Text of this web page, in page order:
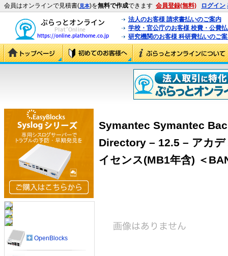
会員はオンラインで見積書(見本)を無料で作成できます 会員登録(無料) ログイン
法人のお客様 請求書払いのご案内
学校・官公庁のお客様 校費・公費
研究機関のお客様 科研費払いのご
Symantec Symantec
Directory – 12.5 – アカ
イセンス(MB1年含) ＜
OpenBlocks